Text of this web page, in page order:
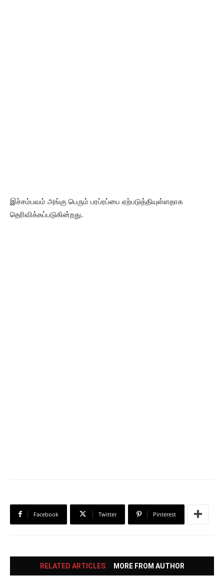
இச்சம்பவம் அங்கு பெரும் பரப்ரப்பை ஏற்படுத்தியுள்ளதாக
தெரிவிக்கப்படுகின்றது.
Facebook Twitter Pinterest
RELATED ARTICLES MORE FROM AUTHOR